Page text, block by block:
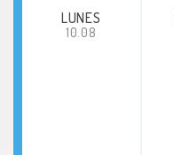
LUNES
10.08